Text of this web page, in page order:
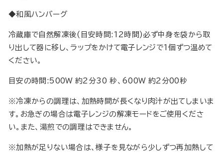
◆和風ハンバーグ
冷蔵庫で自然解凍後(目安時間:12時間)必ず中身を袋から取
り出して器に移し、ラップをかけて電子レンジで1個ずつ温めて
ください。
目安の時間:500W 約2分30 秒、600W 約2分00秒
※冷凍からの調理は、加熱時間が長くなり肉汁が出てしまいま
す。お急ぎの場合は電子レンジの解凍モードをご使用くださ
い。また、湯煎での調理はできません。
※加熱が足りない場合は、様子を見ながら少しずつ再加熱して